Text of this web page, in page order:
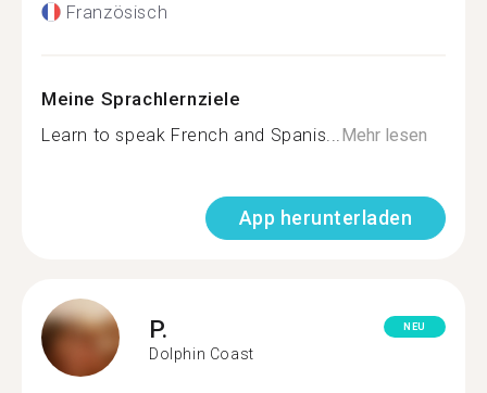
Französisch
Meine Sprachlernziele
Learn to speak French and Spanis... Mehr lesen
App herunterladen
P.
Dolphin Coast
NEU